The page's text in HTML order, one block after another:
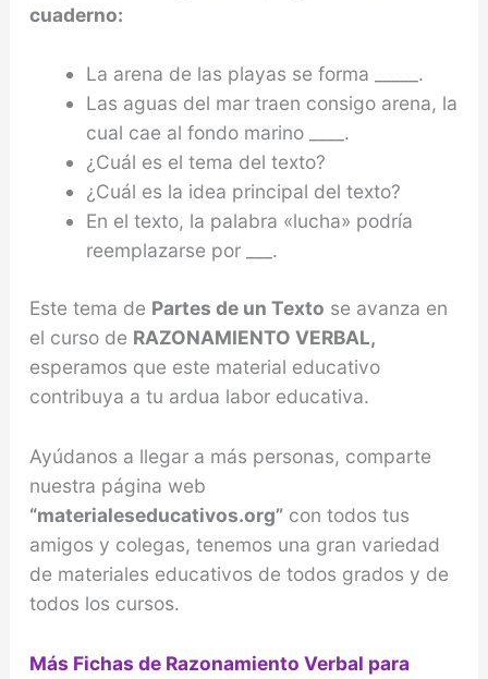
cuaderno:
La arena de las playas se forma _____.
Las aguas del mar traen consigo arena, la
cual cae al fondo marino ____.
¿Cuál es el tema del texto?
¿Cuál es la idea principal del texto?
En el texto, la palabra «lucha» podría
reemplazarse por ___.
Este tema de Partes de un Texto se avanza en
el curso de RAZONAMIENTO VERBAL,
esperamos que este material educativo
contribuya a tu ardua labor educativa.
Ayúdanos a llegar a más personas, comparte
nuestra página web
“materialeseducativos.org”con todos tus
amigos y colegas, tenemos una gran variedad
de materiales educativos de todos grados y de
todos los cursos.
Más Fichas de Razonamiento Verbal para